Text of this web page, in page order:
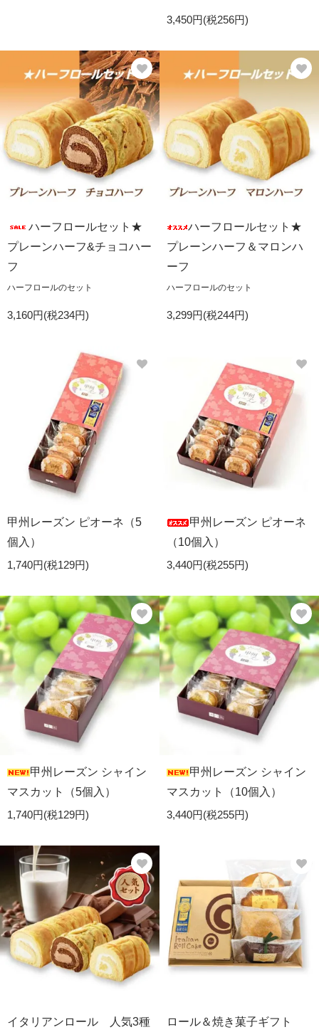
3,450円(税256円)
ハーフロールセット★
プレーンハーフ&チョコハー
フ
ハーフロールのセット
3,160円(税234円)
ハーフロールセット★
プレーンハーフ＆マロンハ
ーフ
ハーフロールのセット
3,299円(税244円)
甲州レーズン ピオーネ（5
個入）
1,740円(税129円)
甲州レーズン ピオーネ
（10個入）
3,440円(税255円)
甲州レーズン シャイン
マスカット（5個入）
1,740円(税129円)
甲州レーズン シャイン
マスカット（10個入）
3,440円(税255円)
イタリアンロール 人気3種
ロール＆焼き菓子ギフト